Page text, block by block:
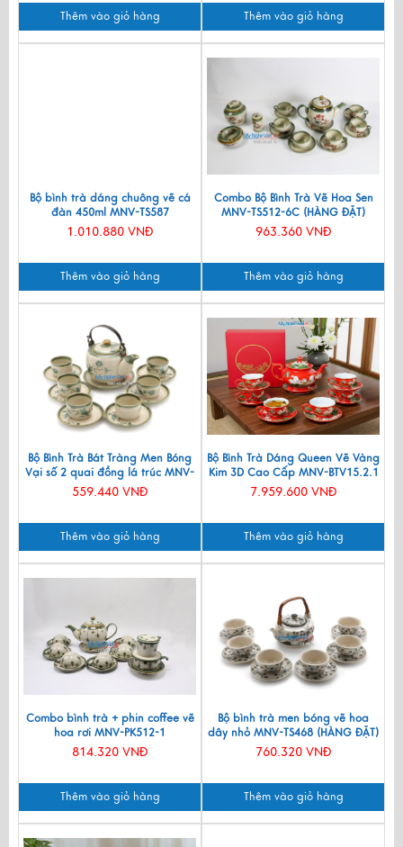
Thêm vào giỏ hàng Thêm vào giỏ hàng
Bộ bình trà dáng chuông vẽ cá
đàn 450ml MNV-TS587
1.010.880 VNĐ
Thêm vào giỏ hàng
Combo Bộ Bình Trà Vẽ Hoa Sen
MNV-TS512-6C (HÀNG ĐẶT)
963.360 VNĐ
Thêm vào giỏ hàng
Bộ Bình Trà Bát Tràng Men Bóng
Vại số 2 quai đồng lá trúc MNV-
BT266
559.440 VNĐ
Thêm vào giỏ hàng
Bộ Bình Trà Dáng Queen Vẽ Vàng
Kim 3D Cao Cấp MNV-BTV15.2.1
7.959.600 VNĐ
Thêm vào giỏ hàng
Combo bình trà + phin coffee vẽ
hoa rơi MNV-PK512-1
814.320 VNĐ
Thêm vào giỏ hàng
Bộ bình trà men bóng vẽ hoa
dây nhỏ MNV-TS468 (HÀNG ĐẶT)
760.320 VNĐ
Thêm vào giỏ hàng